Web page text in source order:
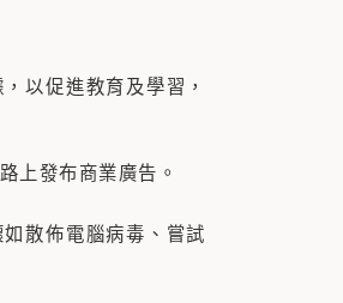
以促進教育及學習，
上發布商業廣告。
散佈電腦病毒、嘗試